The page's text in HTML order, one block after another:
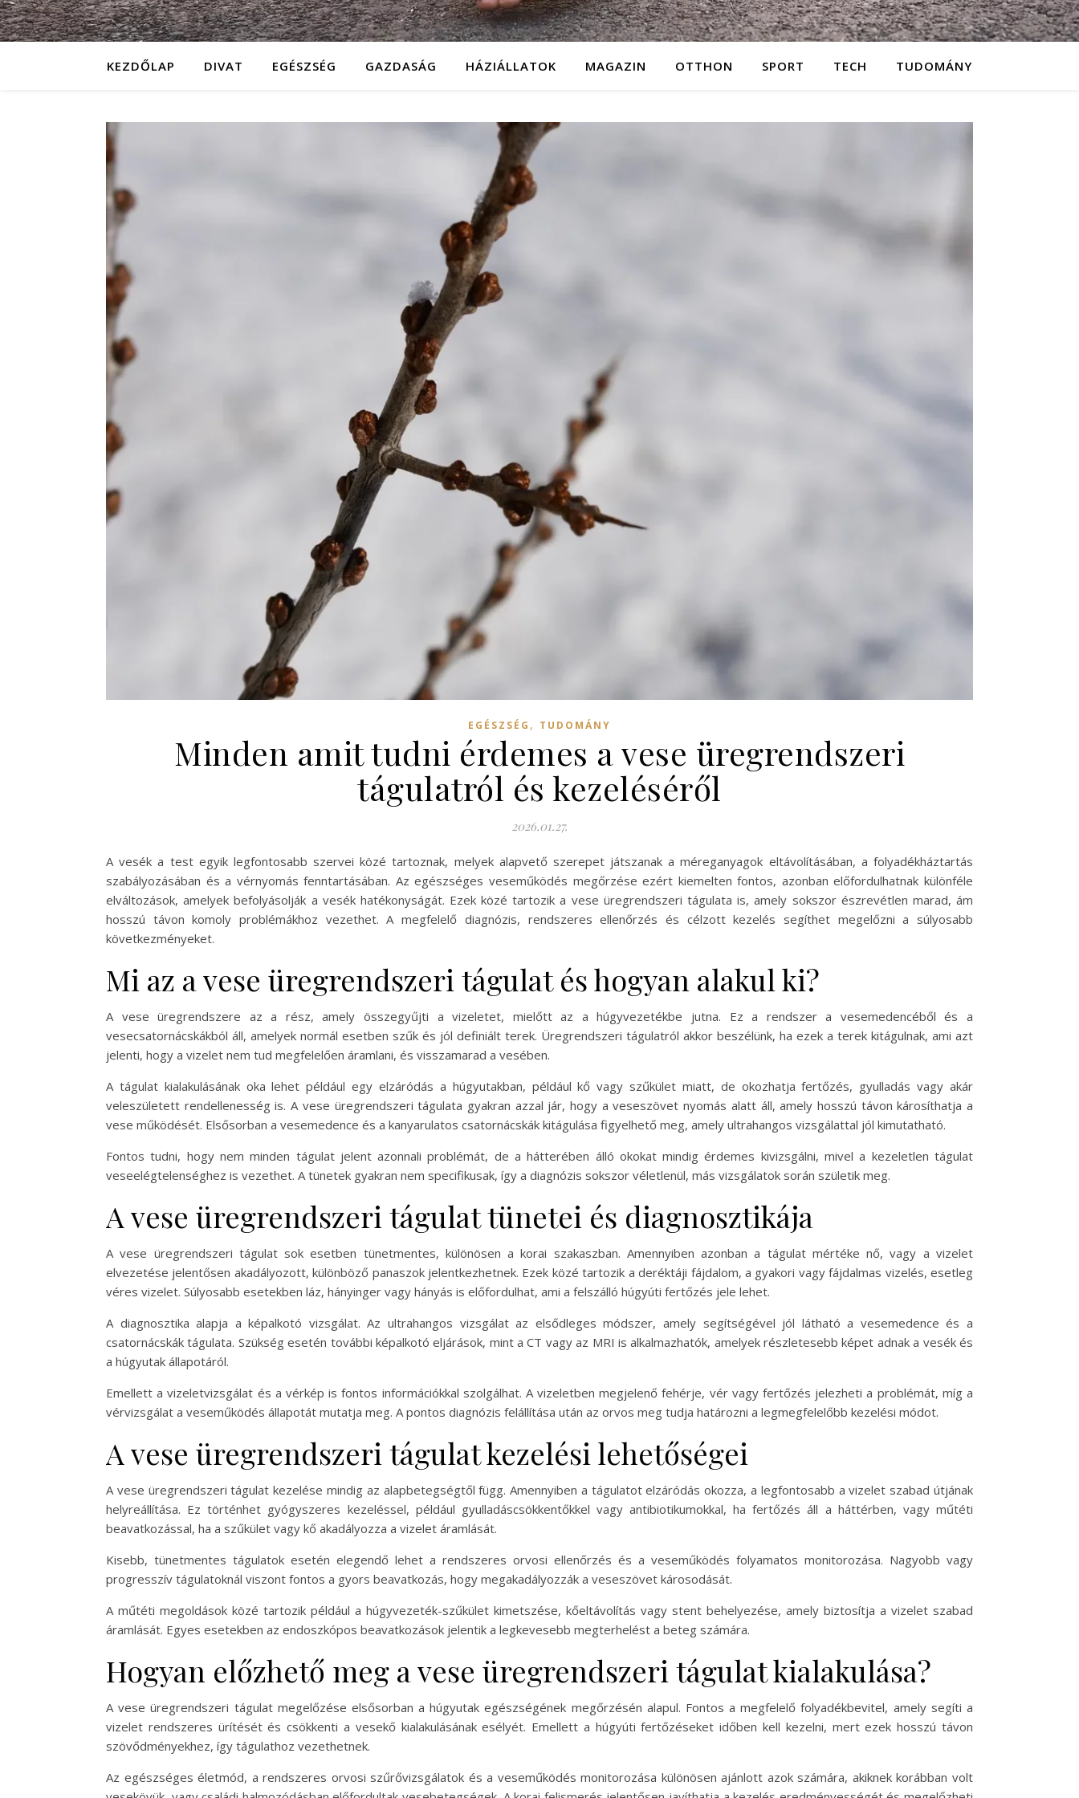
KEZDŐLAP DIVAT EGÉSZSÉG GAZDASÁG HÁZIÁLLATOK MAGAZIN OTTHON SPORT TECH TUDOMÁNY
EGÉSZSÉG , TUDOMÁNY
Minden amit tudni érdemes a vese üregrendszeri
tágulatról és kezeléséről
2026.01.27.
A vesék a test egyik legfontosabb szervei közé tartoznak, melyek alapvető szerepet játszanak a méreganyagok eltávolításában, a folyadékháztartás
szabályozásában és a vérnyomás fenntartásában. Az egészséges veseműködés megőrzése ezért kiemelten fontos, azonban előfordulhatnak különféle
elváltozások, amelyek befolyásolják a vesék hatékonyságát. Ezek közé tartozik a vese üregrendszeri tágulata is, amely sokszor észrevétlen marad, ám
hosszú távon komoly problémákhoz vezethet. A megfelelő diagnózis, rendszeres ellenőrzés és célzott kezelés segíthet megelőzni a súlyosabb
következményeket.
Mi az a vese üregrendszeri tágulat és hogyan alakul ki?
A vese üregrendszere az a rész, amely összegyűjti a vizeletet, mielőtt az a húgyvezetékbe jutna. Ez a rendszer a vesemedencéből és a
vesecsatornácskákból áll, amelyek normál esetben szűk és jól definiált terek. Üregrendszeri tágulatról akkor beszélünk, ha ezek a terek kitágulnak, ami azt
jelenti, hogy a vizelet nem tud megfelelően áramlani, és visszamarad a vesében.
A tágulat kialakulásának oka lehet például egy elzáródás a húgyutakban, például kő vagy szűkület miatt, de okozhatja fertőzés, gyulladás vagy akár
veleszületett rendellenesség is. A vese üregrendszeri tágulata gyakran azzal jár, hogy a veseszövet nyomás alatt áll, amely hosszú távon károsíthatja a
vese működését. Elsősorban a vesemedence és a kanyarulatos csatornácskák kitágulása figyelhető meg, amely ultrahangos vizsgálattal jól kimutatható.
Fontos tudni, hogy nem minden tágulat jelent azonnali problémát, de a hátterében álló okokat mindig érdemes kivizsgálni, mivel a kezeletlen tágulat
veseelégtelenséghez is vezethet. A tünetek gyakran nem specifikusak, így a diagnózis sokszor véletlenül, más vizsgálatok során születik meg.
A vese üregrendszeri tágulat tünetei és diagnosztikája
A vese üregrendszeri tágulat sok esetben tünetmentes, különösen a korai szakaszban. Amennyiben azonban a tágulat mértéke nő, vagy a vizelet
elvezetése jelentősen akadályozott, különböző panaszok jelentkezhetnek. Ezek közé tartozik a deréktáji fájdalom, a gyakori vagy fájdalmas vizelés, esetleg
véres vizelet. Súlyosabb esetekben láz, hányinger vagy hányás is előfordulhat, ami a felszálló húgyúti fertőzés jele lehet.
A diagnosztika alapja a képalkotó vizsgálat. Az ultrahangos vizsgálat az elsődleges módszer, amely segítségével jól látható a vesemedence és a
csatornácskák tágulata. Szükség esetén további képalkotó eljárások, mint a CT vagy az MRI is alkalmazhatók, amelyek részletesebb képet adnak a vesék és
a húgyutak állapotáról.
Emellett a vizeletvizsgálat és a vérkép is fontos információkkal szolgálhat. A vizeletben megjelenő fehérje, vér vagy fertőzés jelezheti a problémát, míg a
vérvizsgálat a veseműködés állapotát mutatja meg. A pontos diagnózis felállítása után az orvos meg tudja határozni a legmegfelelőbb kezelési módot.
A vese üregrendszeri tágulat kezelési lehetőségei
A vese üregrendszeri tágulat kezelése mindig az alapbetegségtől függ. Amennyiben a tágulatot elzáródás okozza, a legfontosabb a vizelet szabad útjának
helyreállítása. Ez történhet gyógyszeres kezeléssel, például gyulladáscsökkentőkkel vagy antibiotikumokkal, ha fertőzés áll a háttérben, vagy műtéti
beavatkozással, ha a szűkület vagy kő akadályozza a vizelet áramlását.
Kisebb, tünetmentes tágulatok esetén elegendő lehet a rendszeres orvosi ellenőrzés és a veseműködés folyamatos monitorozása. Nagyobb vagy
progresszív tágulatoknál viszont fontos a gyors beavatkozás, hogy megakadályozzák a veseszövet károsodását.
A műtéti megoldások közé tartozik például a húgyvezeték-szűkület kimetszése, kőeltávolítás vagy stent behelyezése, amely biztosítja a vizelet szabad
áramlását. Egyes esetekben az endoszkópos beavatkozások jelentik a legkevesebb megterhelést a beteg számára.
Hogyan előzhető meg a vese üregrendszeri tágulat kialakulása?
A vese üregrendszeri tágulat megelőzése elsősorban a húgyutak egészségének megőrzésén alapul. Fontos a megfelelő folyadékbevitel, amely segíti a
vizelet rendszeres ürítését és csökkenti a vesekő kialakulásának esélyét. Emellett a húgyúti fertőzéseket időben kell kezelni, mert ezek hosszú távon
szövődményekhez, így tágulathoz vezethetnek.
Az egészséges életmód, a rendszeres orvosi szűrővizsgálatok és a veseműködés monitorozása különösen ajánlott azok számára, akiknek korábban volt